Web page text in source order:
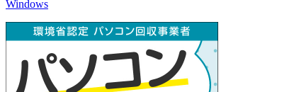
Windows